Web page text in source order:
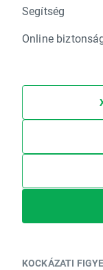
Segítség
Online
KOCKÁZATI